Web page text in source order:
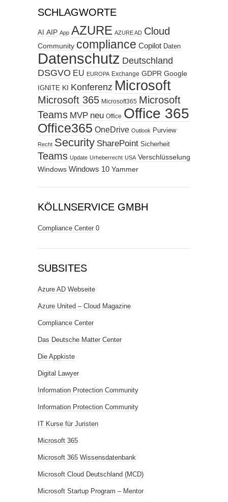
SCHLAGWORTE
AI AIP App AZURE AZURE AD Cloud
Community compliance Copilot Daten
Datenschutz Deutschland
DSGVO EU EUROPA Exchange GDPR Google
IGNITE KI Konferenz Microsoft
Microsoft 365 Microsoft365 Microsoft
Teams MVP neu Office Office 365
Office365 OneDrive Outlook Purview
Recht Security SharePoint Sicherheit
Teams Update Urheberrecht USA Verschlüsselung
Windows Windows 10 Yammer
KÖLLNSERVICE GMBH
Compliance Center 0
SUBSITES
Azure AD Webseite
Azure United – Cloud Magazine
Compliance Center
Das Deutsche Matter Center
Die Appkiste
Digital Lawyer
Information Protection Community
Information Protection Community
IT Kurse für Juristen
Microsoft 365
Microsoft 365 Wissensdatenbank
Microsoft Cloud Deutschland (MCD)
Microsoft Startup Program – Mentor